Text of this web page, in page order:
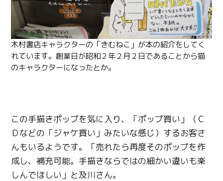
木村書店キャラクターの「きむねこ」が本の紹介をしてく
れています。創業日が昭和２年２月２日であることから猫
のキャラクターになったとか。
この手描きポップを気に入り、「ポップ買い」（Ｃ
Ｄなどの「ジャケ買い」みたいな感じ）するお客さ
んもいるようです。「売れたら再度そのポップを作
成し、補充可能。手描きならではの細かい違いも楽
しんでほしい」と及川さん。